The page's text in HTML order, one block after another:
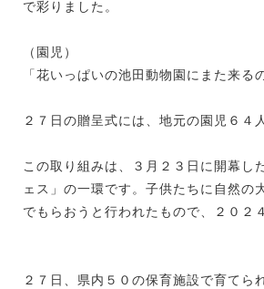
で彩りました。
（園児）
「花いっぱいの池田動物園にまた来る
２７日の贈呈式には、地元の園児６４
この取り組みは、３月２３日に開幕し
ェス」の一環です。子供たちに自然の
でもらおうと行われたもので、２０２
２７日、県内５０の保育施設で育てら